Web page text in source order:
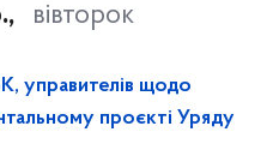
вівторок
щодо
проєкті Уряду